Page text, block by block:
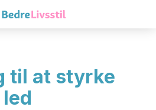
til at styrke